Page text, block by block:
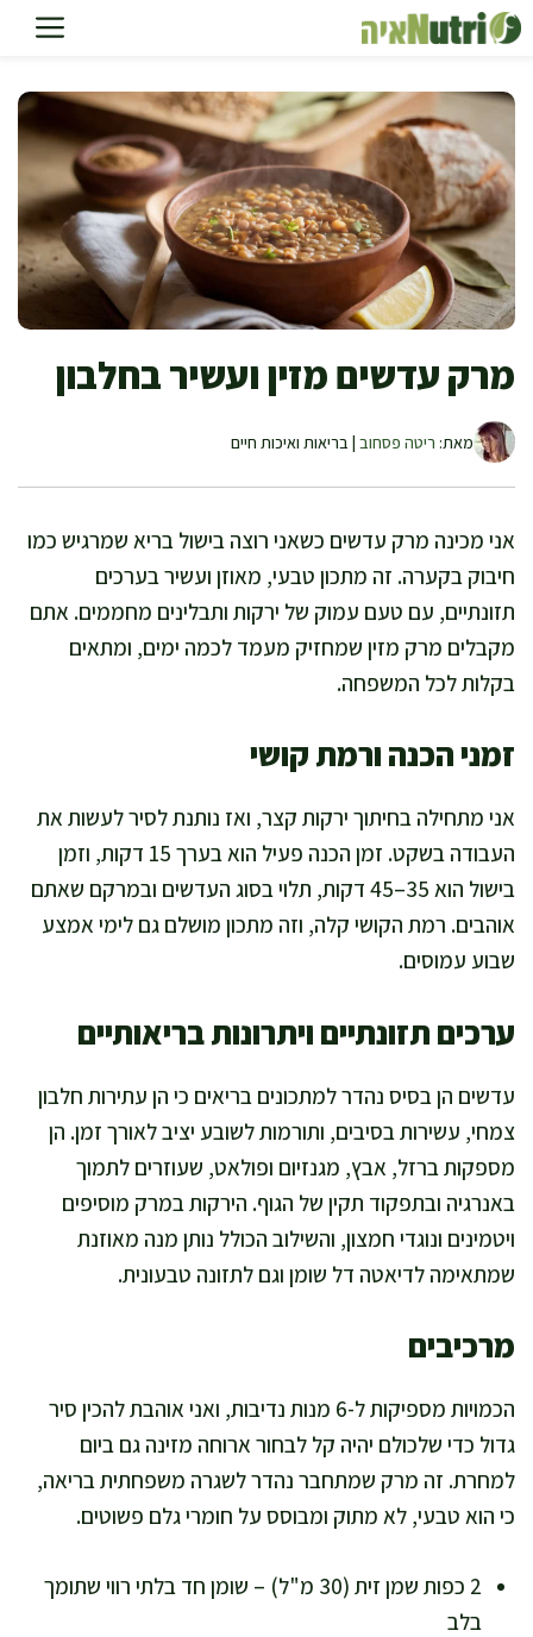
לדלג
לתוכן
מרק עדשים מזין ועשיר בחלבון
מאת: ריטה פסחוב | בריאות ואיכות חיים
אני מכינה מרק עדשים כשאני רוצה בישול בריא שמרגיש כמו
חיבוק בקערה. זה מתכון טבעי, מאוזן ועשיר בערכים
תזונתיים, עם טעם עמוק של ירקות ותבלינים מחממים. אתם
מקבלים מרק מזין שמחזיק מעמד לכמה ימים, ומתאים
בקלות לכל המשפחה.
זמני הכנה ורמת קושי
אני מתחילה בחיתוך ירקות קצר, ואז נותנת לסיר לעשות את
העבודה בשקט. זמן הכנה פעיל הוא בערך 15 דקות, וזמן
בישול הוא 35–45 דקות, תלוי בסוג העדשים ובמרקם שאתם
אוהבים. רמת הקושי קלה, וזה מתכון מושלם גם לימי אמצע
שבוע עמוסים.
ערכים תזונתיים ויתרונות בריאותיים
עדשים הן בסיס נהדר למתכונים בריאים כי הן עתירות חלבון
צמחי, עשירות בסיבים, ותורמות לשובע יציב לאורך זמן. הן
מספקות ברזל, אבץ, מגנזיום ופולאט, שעוזרים לתמוך
באנרגיה ובתפקוד תקין של הגוף. הירקות במרק מוסיפים
ויטמינים ונוגדי חמצון, והשילוב הכולל נותן מנה מאוזנת
שמתאימה לדיאטה דל שומן וגם לתזונה טבעונית.
מרכיבים
הכמויות מספיקות ל-6 מנות נדיבות, ואני אוהבת להכין סיר
גדול כדי שלכולם יהיה קל לבחור ארוחה מזינה גם ביום
למחרת. זה מרק שמתחבר נהדר לשגרה משפחתית בריאה,
כי הוא טבעי, לא מתוק ומבוסס על חומרי גלם פשוטים.
2 כפות שמן זית (30 מ"ל) – שומן חד בלתי רווי שתומך
בלב